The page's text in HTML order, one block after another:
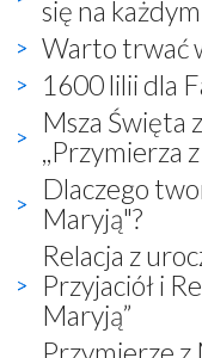
się na
Warto trwać
1600 lilii dla
Msza Święta
,,Przymierza
Dlaczego
Maryją"?
Relacja z
Przyjaciół i
Maryją”